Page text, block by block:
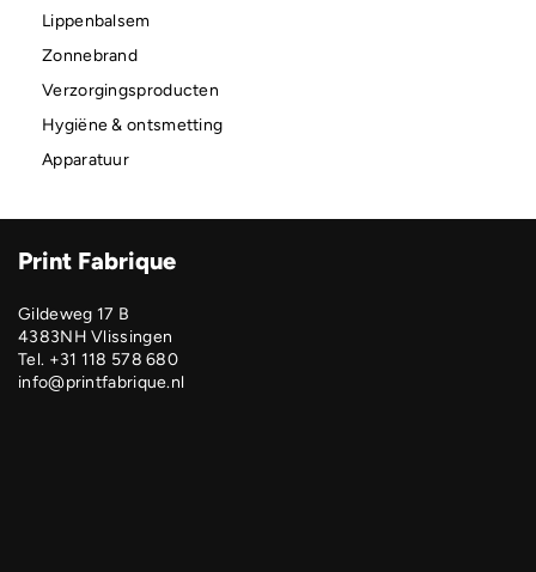
Lippenbalsem
Zonnebrand
Verzorgingsproducten
Hygiëne & ontsmetting
Apparatuur
Print Fabrique
Gildeweg 17 B
4383NH Vlissingen
Tel. +31 118 578 680
info@printfabrique.nl